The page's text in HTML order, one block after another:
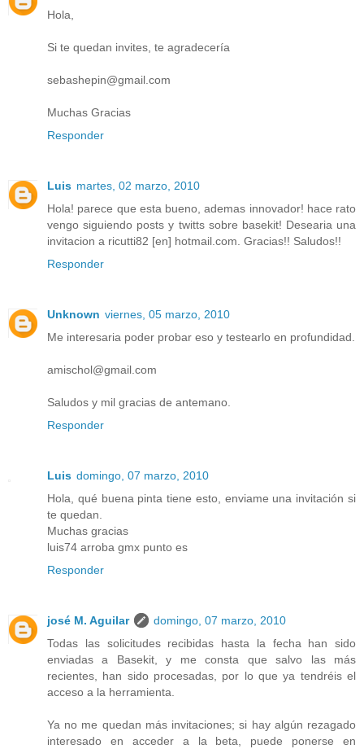
Hola,
Si te quedan invites, te agradecería
sebashepin@gmail.com
Muchas Gracias
Responder
Luis martes, 02 marzo, 2010
Hola! parece que esta bueno, ademas innovador! hace rato
vengo siguiendo posts y twitts sobre basekit! Desearia una
invitacion a ricutti82 [en] hotmail.com. Gracias!! Saludos!!
Responder
Unknown viernes, 05 marzo, 2010
Me interesaria poder probar eso y testearlo en profundidad.
amischol@gmail.com
Saludos y mil gracias de antemano.
Responder
Luis domingo, 07 marzo, 2010
Hola, qué buena pinta tiene esto, enviame una invitación si
te quedan.
Muchas gracias
luis74 arroba gmx punto es
Responder
josé M. Aguilar
domingo, 07 marzo, 2010
Todas las solicitudes recibidas hasta la fecha han sido
enviadas a Basekit, y me consta que salvo las más
recientes, han sido procesadas, por lo que ya tendréis el
acceso a la herramienta.
Ya no me quedan más invitaciones; si hay algún rezagado
interesado en acceder a la beta, puede ponerse en